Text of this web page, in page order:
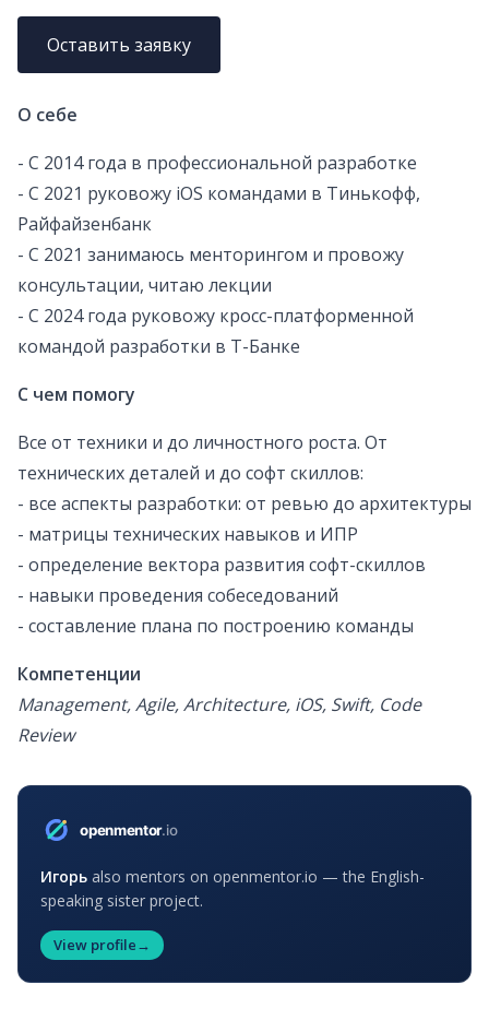
Оставить заявку
О себе
- С 2014 года в профессиональной разработке
- С 2021 руковожу iOS командами в Тинькофф,
Райфайзенбанк
- С 2021 занимаюсь менторингом и провожу
консультации, читаю лекции
- C 2024 года руковожу кросс-платформенной
командой разработки в T-Банке
С чем помогу
Все от техники и до личностного роста. От
технических деталей и до софт скиллов:
- все аспекты разработки: от ревью до архитектуры
- матрицы технических навыков и ИПР
- определение вектора развития софт-скиллов
- навыки проведения собеседований
- составление плана по построению команды
Компетенции
Management, Agile, Architecture, iOS, Swift, Code
Review
Игорь also mentors on openmentor.io — the English-
speaking sister project.
View profile→